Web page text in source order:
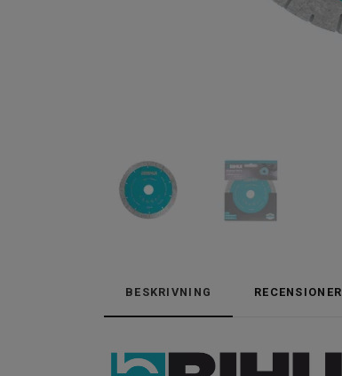
BESKRIVNING RECENSIONER